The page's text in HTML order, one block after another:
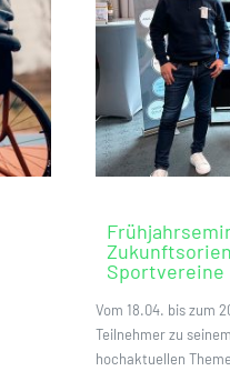
Sportvereine
Vom 18.04. bis zum
Teilnehmer zu
hochaktuellen